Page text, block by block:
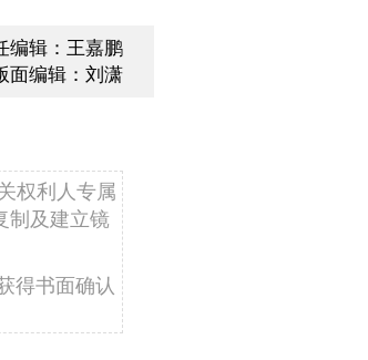
编辑：王嘉鹏
面编辑：刘潇
权利人专属
制及建立镜
得书面确认